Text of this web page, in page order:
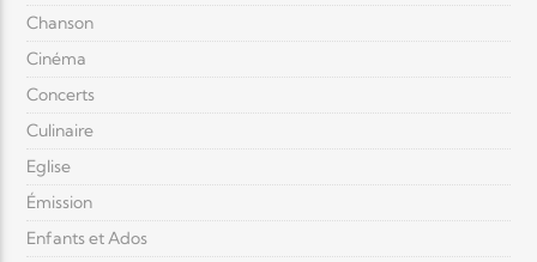
Chanson
Cinéma
Concerts
Culinaire
Eglise
Émission
Enfants et Ados